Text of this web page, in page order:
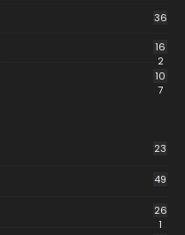
36
16
2
10
7
23
49
26
1